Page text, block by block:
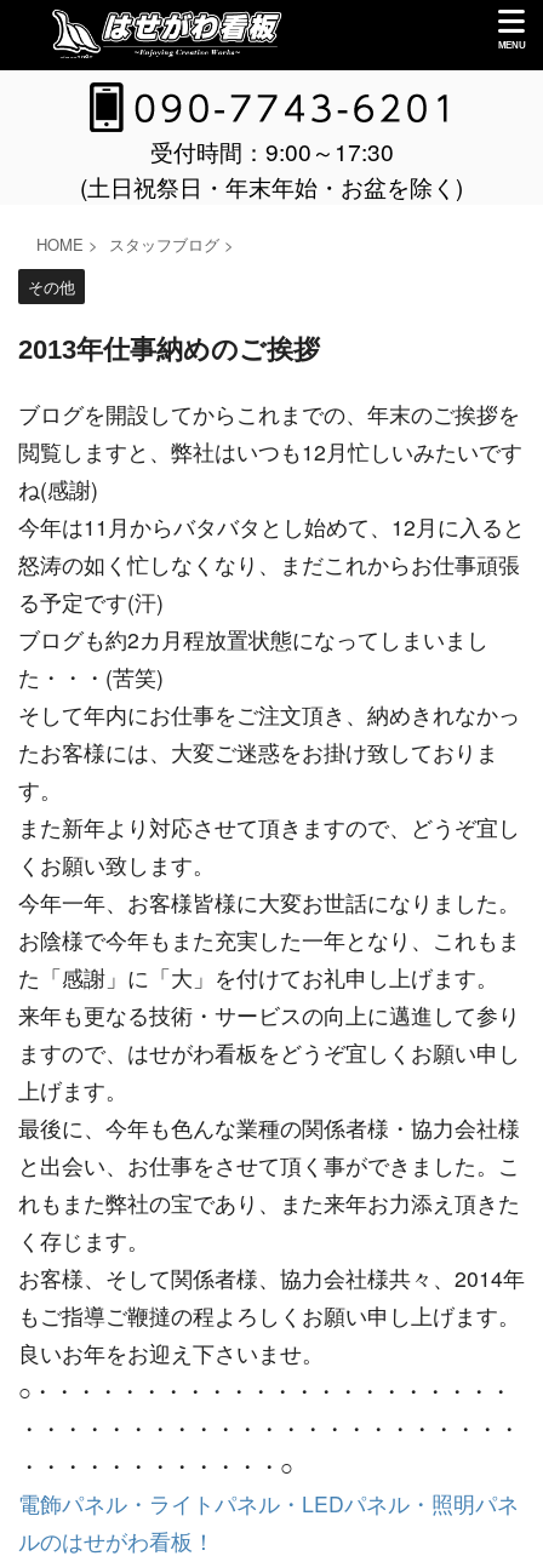
受付時間：9:00～17:30
(土日祝祭日・年末年始・お盆を除く)
HOME > スタッフブログ >
その他
2013年仕事納めのご挨拶
ブログを開設してからこれまでの、年末のご挨拶を
閲覧しますと、弊社はいつも12月忙しいみたいです
ね(感謝)
今年は11月からバタバタとし始めて、12月に入ると
怒涛の如く忙しなくなり、まだこれからお仕事頑張
る予定です(汗)
ブログも約2カ月程放置状態になってしまいまし
た・・・(苦笑)
そして年内にお仕事をご注文頂き、納めきれなかっ
たお客様には、大変ご迷惑をお掛け致しておりま
す。
また新年より対応させて頂きますので、どうぞ宜し
くお願い致します。
今年一年、お客様皆様に大変お世話になりました。
お陰様で今年もまた充実した一年となり、これもま
た「感謝」に「大」を付けてお礼申し上げます。
来年も更なる技術・サービスの向上に邁進して参り
ますので、はせがわ看板をどうぞ宜しくお願い申し
上げます。
最後に、今年も色んな業種の関係者様・協力会社様
と出会い、お仕事をさせて頂く事ができました。こ
れもまた弊社の宝であり、また来年お力添え頂きた
く存じます。
お客様、そして関係者様、協力会社様共々、2014年
もご指導ご鞭撻の程よろしくお願い申し上げます。
良いお年をお迎え下さいませ。
○・・・・・・・・・・・・・・・・・・・・・・
・・・・・・・・・・・・・・・・・・・・・・・
・・・・・・・・・・・・○
電飾パネル・ライトパネル・LEDパネル・照明パネ
ルのはせがわ看板！